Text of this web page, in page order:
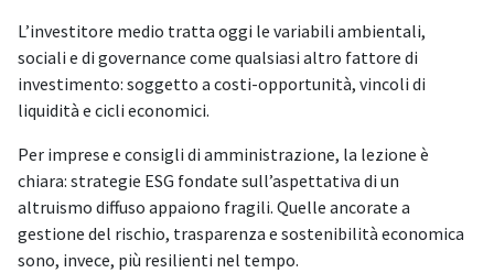
L’investitore medio tratta oggi le variabili ambientali,
sociali e di governance come qualsiasi altro fattore di
investimento: soggetto a costi-opportunità, vincoli di
liquidità e cicli economici.
Per imprese e consigli di amministrazione, la lezione è
chiara: strategie ESG fondate sull’aspettativa di un
altruismo diffuso appaiono fragili. Quelle ancorate a
gestione del rischio, trasparenza e sostenibilità economica
sono, invece, più resilienti nel tempo.